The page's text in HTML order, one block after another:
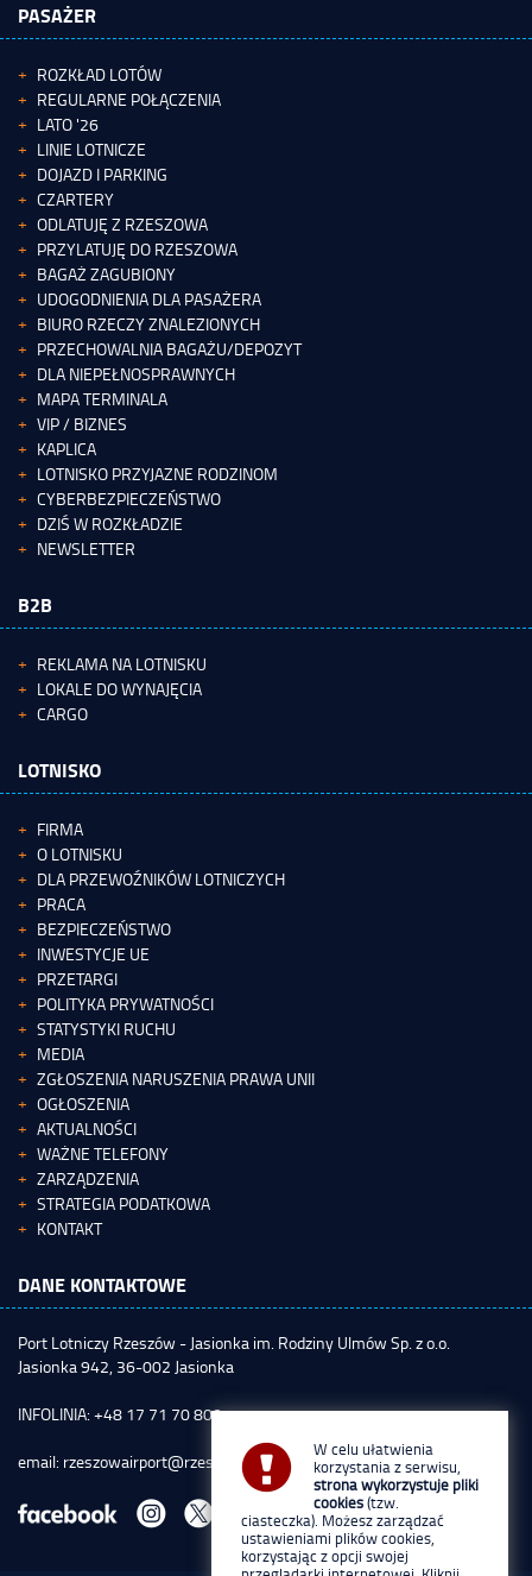
PASAŻER
ROZKŁAD LOTÓW
REGULARNE POŁĄCZENIA
LATO '26
LINIE LOTNICZE
DOJAZD I PARKING
CZARTERY
ODLATUJĘ Z RZESZOWA
PRZYLATUJĘ DO RZESZOWA
BAGAŻ ZAGUBIONY
UDOGODNIENIA DLA PASAŻERA
BIURO RZECZY ZNALEZIONYCH
PRZECHOWALNIA BAGAŻU/DEPOZYT
DLA NIEPEŁNOSPRAWNYCH
MAPA TERMINALA
VIP / BIZNES
KAPLICA
LOTNISKO PRZYJAZNE RODZINOM
CYBERBEZPIECZEŃSTWO
DZIŚ W ROZKŁADZIE
NEWSLETTER
B2B
REKLAMA NA LOTNISKU
LOKALE DO WYNAJĘCIA
CARGO
LOTNISKO
FIRMA
O LOTNISKU
DLA PRZEWOŹNIKÓW LOTNICZYCH
PRACA
BEZPIECZEŃSTWO
INWESTYCJE UE
PRZETARGI
POLITYKA PRYWATNOŚCI
STATYSTYKI RUCHU
MEDIA
ZGŁOSZENIA NARUSZENIA PRAWA UNII
OGŁOSZENIA
AKTUALNOŚCI
WAŻNE TELEFONY
ZARZĄDZENIA
STRATEGIA PODATKOWA
KONTAKT
DANE KONTAKTOWE
Port Lotniczy Rzeszów - Jasionka im. Rodziny Ulmów Sp. z o.o.
Jasionka 942, 36-002 Jasionka
INFOLINIA: +48 17 71 70 800
email: rzeszowairport@rzeszowairport.pl
W celu ułatwienia
korzystania z serwisu,
strona wykorzystuje pliki
cookies(tzw.
ciasteczka). Możesz zarządzać
ustawieniami plików cookies,
korzystając z opcji swojej